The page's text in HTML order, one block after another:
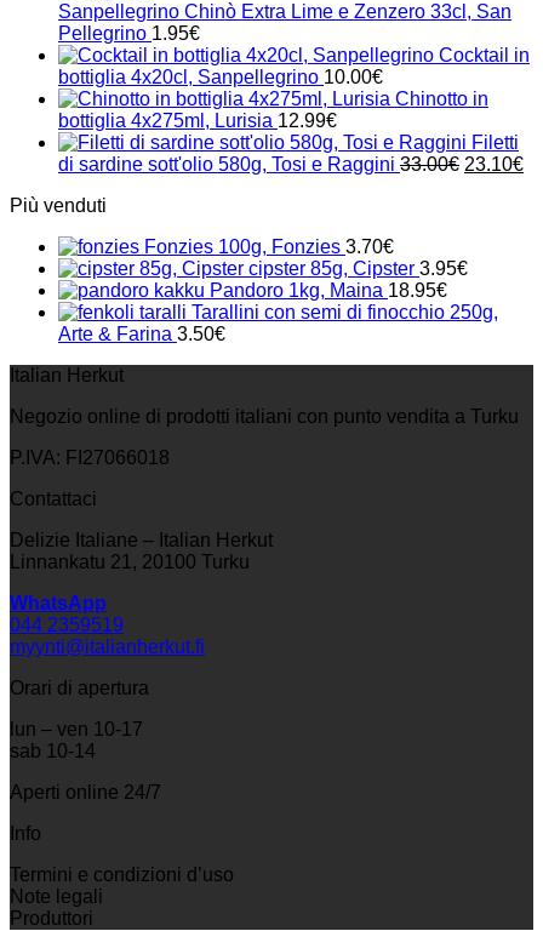
Sanpellegrino Chinò Extra Lime e Zenzero 33cl, San
Pellegrino 1.95€
Cocktail in
bottiglia 4x20cl, Sanpellegrino 10.00€
Chinotto in
bottiglia 4x275ml, Lurisia 12.99€
Filetti
di sardine sott'olio 580g, Tosi e Raggini 33.00€ Il
23.10€Il
Più venduti
Fonzies 100g, Fonzies 3.70€
cipster 85g, Cipster 3.95€
Pandoro 1kg, Maina 18.95€
Tarallini con semi di finocchio 250g,
Arte & Farina 3.50€
Italian Herkut
Negozio online di prodotti italiani con punto vendita a Turku
P.IVA: FI27066018
Contattaci
Delizie Italiane – Italian Herkut
Linnankatu 21, 20100 Turku
WhatsApp
044 2359519
myynti@italianherkut.fi
Orari di apertura
lun – ven 10-17
sab 10-14
Aperti online 24/7
Info
Termini e condizioni d’uso
Note legali
Produttori